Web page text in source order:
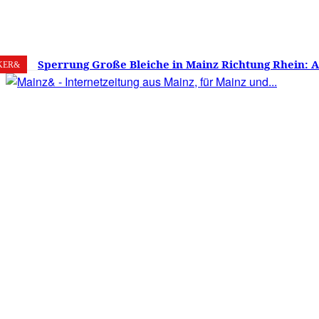
8. August 2026 22.9 Mainz
Sperrung Große Bleiche in Mainz Richtung Rhein:
verwirrt, Mainzer stinksauer – Haben die Mainzer